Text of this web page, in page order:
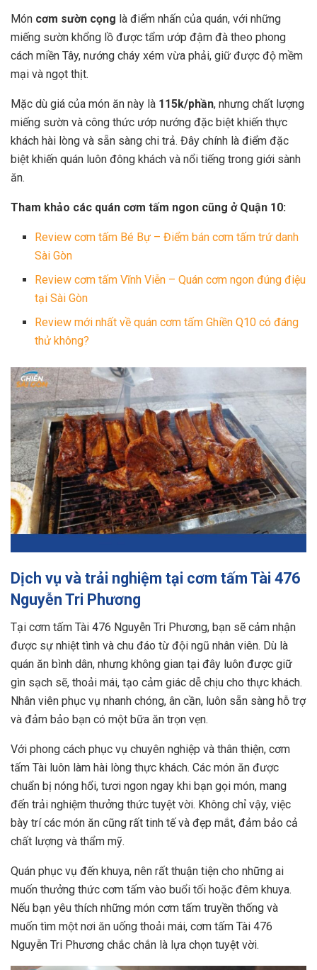
Món cơm sườn cọng là điểm nhấn của quán, với những
miếng sườn khổng lồ được tẩm ướp đậm đà theo phong
cách miền Tây, nướng cháy xém vừa phải, giữ được độ mềm
mại và ngọt thịt.
Mặc dù giá của món ăn này là 115k/phần, nhưng chất lượng
miếng sườn và công thức ướp nướng đặc biệt khiến thực
khách hài lòng và sẵn sàng chi trả. Đây chính là điểm đặc
biệt khiến quán luôn đông khách và nổi tiếng trong giới sành
ăn.
Tham khảo các quán cơm tấm ngon cũng ở Quận 10:
Review cơm tấm Bé Bự – Điểm bán cơm tấm trứ danh
Sài Gòn
Review cơm tấm Vĩnh Viễn – Quán cơm ngon đúng điệu
tại Sài Gòn
Review mới nhất về quán cơm tấm Ghiền Q10 có đáng
thử không?
Dịch vụ và trải nghiệm tại cơm tấm Tài 476
Nguyễn Tri Phương
Tại cơm tấm Tài 476 Nguyễn Tri Phương, bạn sẽ cảm nhận
được sự nhiệt tình và chu đáo từ đội ngũ nhân viên. Dù là
quán ăn bình dân, nhưng không gian tại đây luôn được giữ
gìn sạch sẽ, thoải mái, tạo cảm giác dễ chịu cho thực khách.
Nhân viên phục vụ nhanh chóng, ân cần, luôn sẵn sàng hỗ trợ
và đảm bảo bạn có một bữa ăn trọn vẹn.
Với phong cách phục vụ chuyên nghiệp và thân thiện, cơm
tấm Tài luôn làm hài lòng thực khách. Các món ăn được
chuẩn bị nóng hổi, tươi ngon ngay khi bạn gọi món, mang
đến trải nghiệm thưởng thức tuyệt vời. Không chỉ vậy, việc
bày trí các món ăn cũng rất tinh tế và đẹp mắt, đảm bảo cả
chất lượng và thẩm mỹ.
Quán phục vụ đến khuya, nên rất thuận tiện cho những ai
muốn thưởng thức cơm tấm vào buổi tối hoặc đêm khuya.
Nếu bạn yêu thích những món cơm tấm truyền thống và
muốn tìm một nơi ăn uống thoải mái, cơm tấm Tài 476
Nguyễn Tri Phương chắc chắn là lựa chọn tuyệt vời.